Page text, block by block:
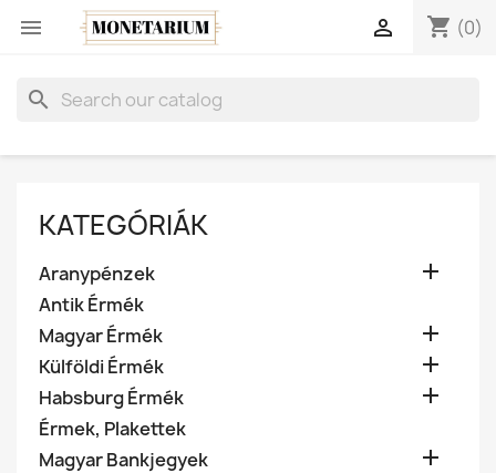
 shopping_cart (0)

search
KATEGÓRIÁK
Aranypénzek 
Antik Érmék
Magyar Érmék

Külföldi Érmék 
Habsburg Érmék 
Érmek, Plakettek
Magyar Bankjegyek
